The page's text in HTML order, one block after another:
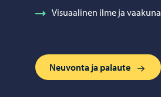
Visuaalinen ilme ja vaakuna
Neuvonta ja palaute